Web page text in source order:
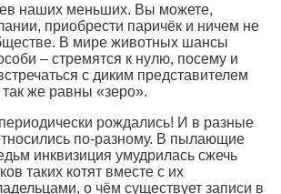
наших меньших. Вы можете,
приобрести паричёк и ничем не
В мире животных шансы
– стремятся к нулю, посему и
с диким представителем
же равны «зеро».
рождались! И в разные
по-разному. В пылающие
инквизиция умудрилась сжечь
таких котят вместе с их
о чём существует записи в